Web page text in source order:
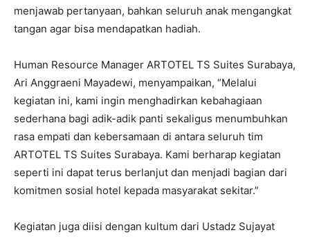
menjawab pertanyaan, bahkan seluruh anak mengangkat
tangan agar bisa mendapatkan hadiah.
Human Resource Manager ARTOTEL TS Suites Surabaya,
Ari Anggraeni Mayadewi, menyampaikan, “Melalui
kegiatan ini, kami ingin menghadirkan kebahagiaan
sederhana bagi adik-adik panti sekaligus menumbuhkan
rasa empati dan kebersamaan di antara seluruh tim
ARTOTEL TS Suites Surabaya. Kami berharap kegiatan
seperti ini dapat terus berlanjut dan menjadi bagian dari
komitmen sosial hotel kepada masyarakat sekitar.”
Kegiatan juga diisi dengan kultum dari Ustadz Sujayat